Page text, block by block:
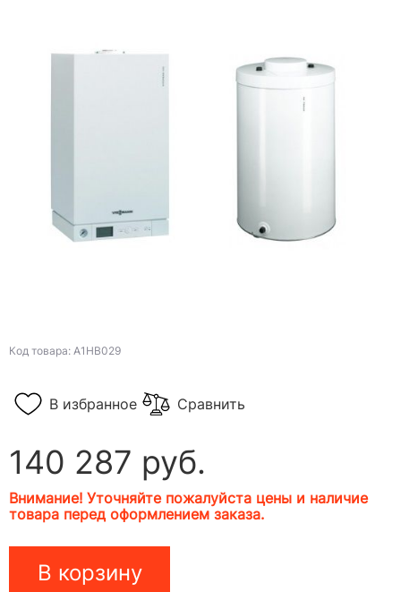
Код товара: A1HB029
В избранное Сравнить
140 287 руб.
Внимание! Уточняйте пожалуйста цены и наличие
товара перед оформлением заказа.
В корзину